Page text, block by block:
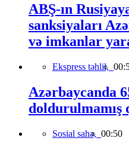
ABŞ-ın
sanksiyaları
və imkanlar
Ekspress təhlil,
Azərbaycanda
doldurulmamış
Sosial sahə, 00:50